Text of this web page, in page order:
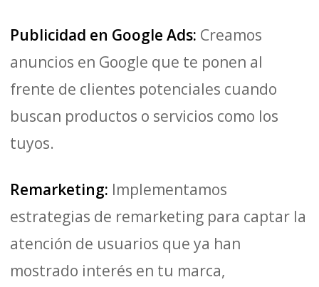
Publicidad en Google Ads: Creamos
anuncios en Google que te ponen al
frente de clientes potenciales cuando
buscan productos o servicios como los
tuyos.
Remarketing: Implementamos
estrategias de remarketing para captar la
atención de usuarios que ya han
mostrado interés en tu marca,